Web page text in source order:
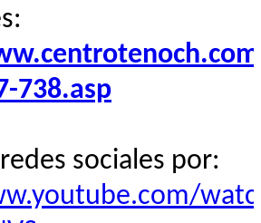
738.asp
sociales por: